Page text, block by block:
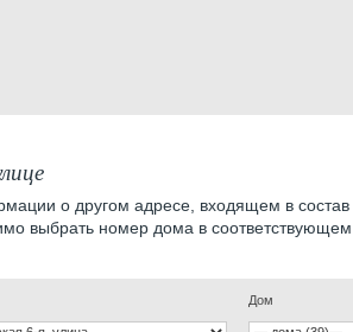
о другом адресе, входящем в состав
выбрать номер дома в соответствующем
Дом